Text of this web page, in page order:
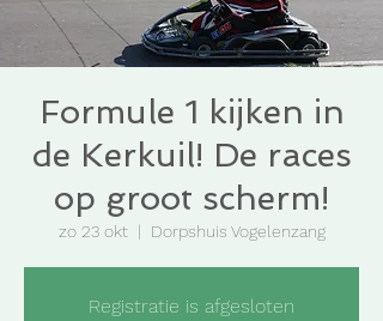
Formule 1 kijken in
de Kerkuil! De races
op groot scherm!
zo 23 okt
  |
Dorpshuis Vogelenzang
Registratie is afgesloten